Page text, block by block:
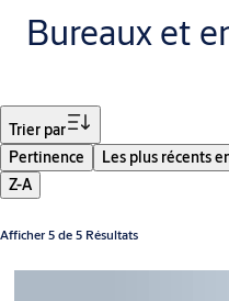
Bureaux et
Trier par
Pertinence
Les plus récents
Z-A
Afficher 5 de 5 Résultats